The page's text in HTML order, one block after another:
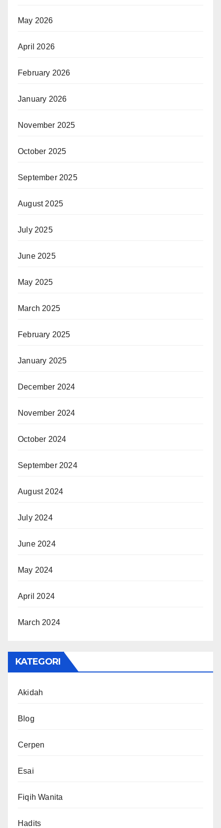
May 2026
April 2026
February 2026
January 2026
November 2025
October 2025
September 2025
August 2025
July 2025
June 2025
May 2025
March 2025
February 2025
January 2025
December 2024
November 2024
October 2024
September 2024
August 2024
July 2024
June 2024
May 2024
April 2024
March 2024
KATEGORI
Akidah
Blog
Cerpen
Esai
Fiqih Wanita
Hadits